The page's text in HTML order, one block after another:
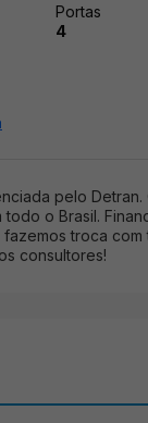
Portas
4
pelo Detran.
o Brasil.
troca
consultores!